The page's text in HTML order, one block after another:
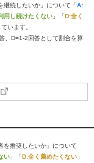
継続したいか」について「A:
用し続けたくない 」「D:全く
います。
、D=1-2回答として割合を算
を推奨したいか」について
い 」「D:全く薦めたくない 」